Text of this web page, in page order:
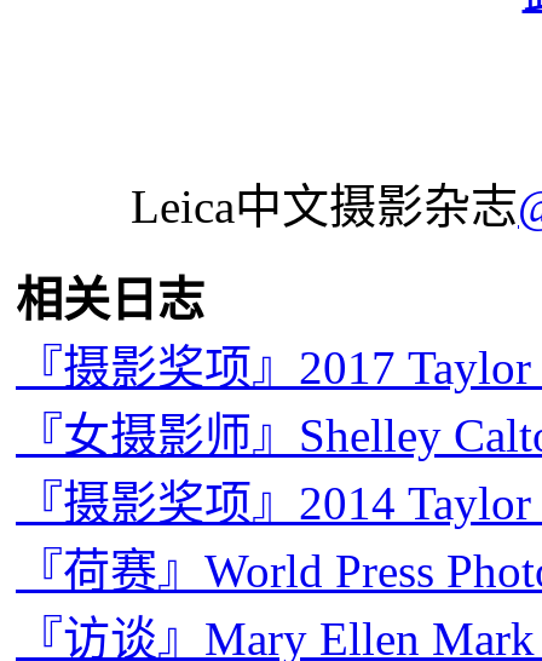
Leica中文摄影杂志
相关日志
『摄影奖项』2017
『女摄影师』Shelley
『摄影奖项』2014
『荷赛』World Press
『访谈』Mary Ellen